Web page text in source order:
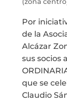
Por
de la
Alcázar
sus socios
que se
Claudio